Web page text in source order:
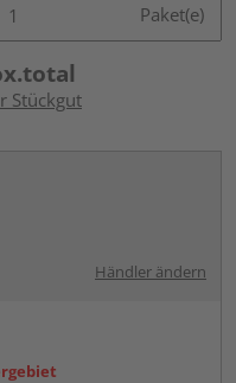
Paket(e)
Stückgut
Händler ändern